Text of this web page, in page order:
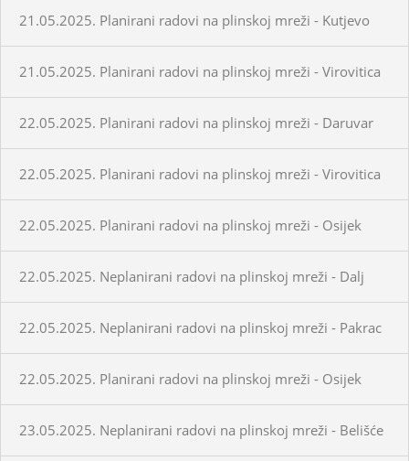
21.05.2025. Planirani radovi na plinskoj mreži - Kutjevo
21.05.2025. Planirani radovi na plinskoj mreži - Virovitica
22.05.2025. Planirani radovi na plinskoj mreži - Daruvar
22.05.2025. Planirani radovi na plinskoj mreži - Virovitica
22.05.2025. Planirani radovi na plinskoj mreži - Osijek
22.05.2025. Neplanirani radovi na plinskoj mreži - Dalj
22.05.2025. Neplanirani radovi na plinskoj mreži - Pakrac
22.05.2025. Planirani radovi na plinskoj mreži - Osijek
23.05.2025. Neplanirani radovi na plinskoj mreži - Belišće